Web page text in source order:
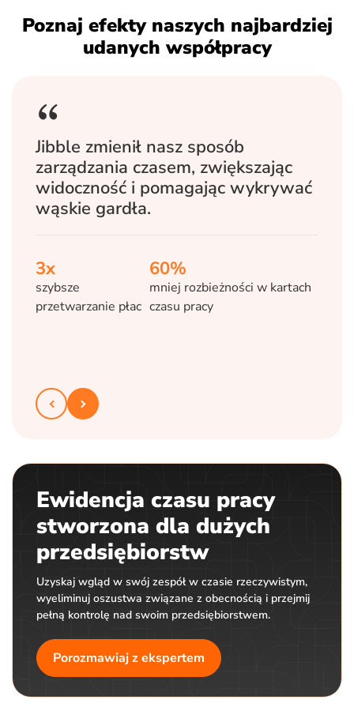
Poznaj efekty naszych najbardziej
udanych współpracy
Jibble zmienił nasz sposób
zarządzania czasem, zwiększając
widoczność i pomagając wykrywać
wąskie gardła.
3x
szybsze
przetwarzanie płac
60%
mniej rozbieżności w kartach
czasu pracy
Ewidencja czasu pracy
stworzona dla dużych
przedsiębiorstw
Uzyskaj wgląd w swój zespół w czasie rzeczywistym,
wyeliminuj oszustwa związane z obecnością i przejmij
pełną kontrolę nad swoim przedsiębiorstwem.
Porozmawiaj z ekspertem